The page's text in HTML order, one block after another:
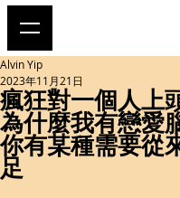
瘋狂對一個人上
為什麼我有戀愛
你有某種需要從
足
Alvin Yip
2023年11月21日